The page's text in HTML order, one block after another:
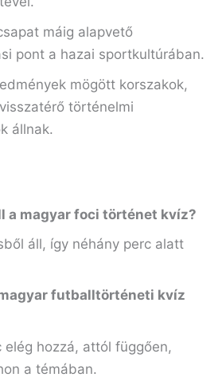
máig alapvető
pont a hazai sportkultúrában.
mögött korszakok,
történelmi
állnak.
a magyar foci történet kvíz?
áll, így néhány perc alatt
futballtörténeti kvíz
hozzá, attól függően,
a témában.